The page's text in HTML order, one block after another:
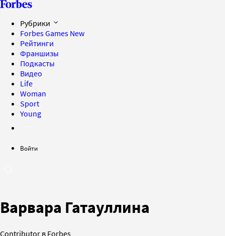
Рубрики
Forbes Games New
Рейтинги
Франшизы
Подкасты
Видео
Life
Woman
Sport
Young
Войти
Варвара Гатауллина
Contributor в Forbes